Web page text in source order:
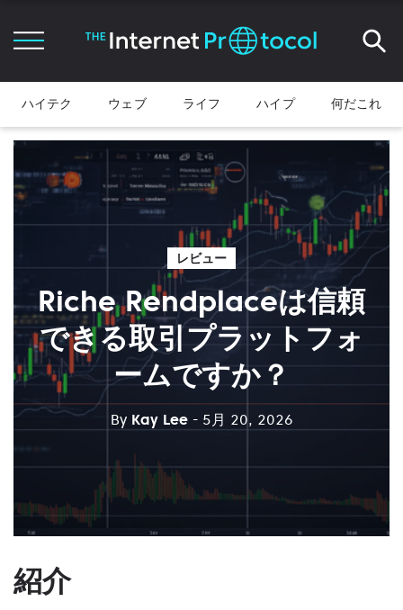
ハイテク ウェブ ライフ ハイプ 何だこれ
レビュー
Riche Rendplaceは信頼
できる取引プラットフォ
ームですか？
By Kay Lee - 5月 20, 2026
紹介